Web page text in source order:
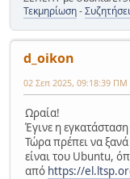
Τεκμηρίωση-
d_oikon
02 Σεπ 2025, 09:18:39 ΠΜ
Ωραία!
Έγινε η
Τώρα πρέπει να
είναι του Ubuntu,
από https://